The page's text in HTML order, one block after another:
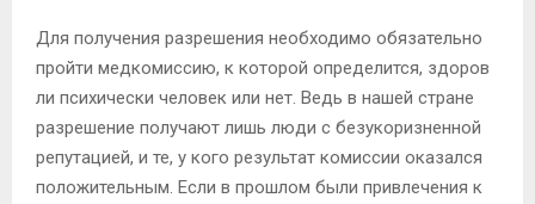
Для получения разрешения необходимо обязательно
пройти медкомиссию, к которой определится, здоров
ли психически человек или нет. Ведь в нашей стране
разрешение получают лишь люди с безукоризненной
репутацией, и те, у кого результат комиссии оказался
положительным. Если в прошлом были привлечения к